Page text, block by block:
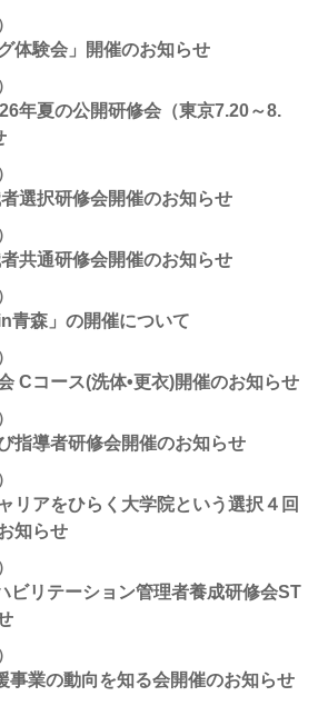
体験会」開催のお知らせ
年夏の公開研修会（東京7.20～8.
選択研修会開催のお知らせ
共通研修会開催のお知らせ
青森」の開催について
Cコース(洗体•更衣)開催のお知らせ
指導者研修会開催のお知らせ
リアをひらく大学院という選択４回
知らせ
ビリテーション管理者養成研修会ST
事業の動向を知る会開催のお知らせ